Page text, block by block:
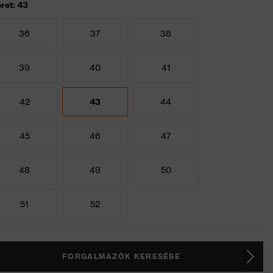
43
36 37 38
39 40 41
42 43 44
45 46 47
48 49 50
51 52
FORGALMAZÓK KERESÉSE